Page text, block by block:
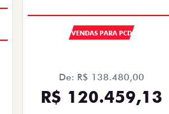
VENDAS PARA PCD
De: R$ 138.480,00
R$ 120.459,13